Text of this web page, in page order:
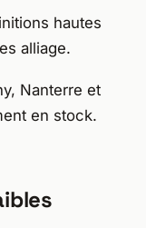
hautes
alliage.
Nanterre et
en stock.